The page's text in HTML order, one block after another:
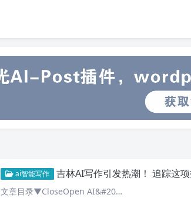
ai智能写作 吉林AI写作引发热潮！ 追踪这项
文章目录▼CloseOpen AI&#20…